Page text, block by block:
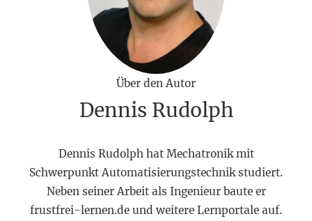
Über den Autor
Dennis Rudolph
Dennis Rudolph hat Mechatronik mit
Schwerpunkt Automatisierungstechnik studiert.
Neben seiner Arbeit als Ingenieur baute er
frustfrei-lernen.de und weitere Lernportale auf.